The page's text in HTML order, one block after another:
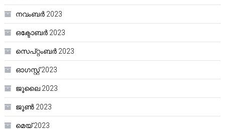
നവംബർ 2023
ഒക്ടോബർ 2023
സെപ്റ്റംബർ 2023
ഓഗസ്റ്റ്‌ 2023
ജൂലൈ 2023
ജൂൺ 2023
മെയ്‌ 2023